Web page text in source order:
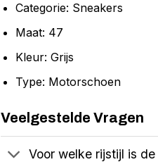
Categorie: Sneakers
Maat: 47
Kleur: Grijs
Type: Motorschoen
Veelgestelde Vragen
Voor welke rijstijl is